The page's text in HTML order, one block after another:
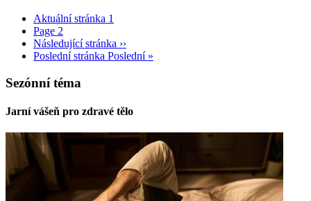
Aktuální stránka 1
Page 2
Následující stránka ››
Poslední stránka Poslední »
Sezónní téma
Jarní vášeň pro zdravé tělo